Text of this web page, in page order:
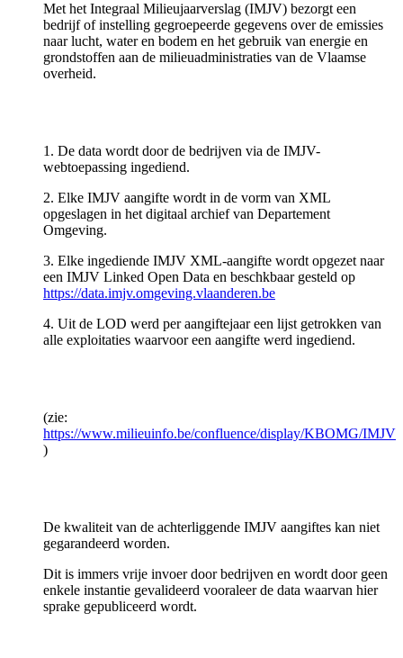
Met het Integraal Milieujaarverslag (IMJV) bezorgt een
bedrijf of instelling gegroepeerde gegevens over de emissies
naar lucht, water en bodem en het gebruik van energie en
grondstoffen aan de milieuadministraties van de Vlaamse
overheid.
1. De data wordt door de bedrijven via de IMJV-
webtoepassing ingediend.
2. Elke IMJV aangifte wordt in de vorm van XML
opgeslagen in het digitaal archief van Departement
Omgeving.
3. Elke ingediende IMJV XML-aangifte wordt opgezet naar
een IMJV Linked Open Data en beschkbaar gesteld op
https://data.imjv.omgeving.vlaanderen.be
4. Uit de LOD werd per aangiftejaar een lijst getrokken van
alle exploitaties waarvoor een aangifte werd ingediend.
(zie:
https://www.milieuinfo.be/confluence/display/KBOMG/IMJV
)
De kwaliteit van de achterliggende IMJV aangiftes kan niet
gegarandeerd worden.
Dit is immers vrije invoer door bedrijven en wordt door geen
enkele instantie gevalideerd vooraleer de data waarvan hier
sprake gepubliceerd wordt.